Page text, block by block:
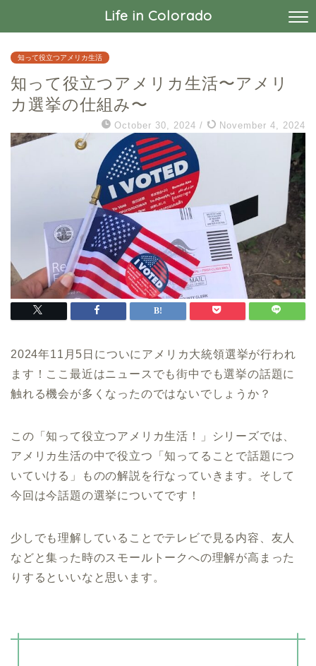
Life in Colorado
知って役立つアメリカ生活
知って役立つアメリカ生活〜アメリ
カ選挙の仕組み〜
October 30, 2024 / November 4, 2024
2024年11月5日についにアメリカ大統領選挙が行われ
ます！ここ最近はニュースでも街中でも選挙の話題に
触れる機会が多くなったのではないでしょうか？
この「知って役立つアメリカ生活！」シリーズでは、
アメリカ生活の中で役立つ「知ってることで話題につ
いていける」ものの解説を行なっていきます。そして
今回は今話題の選挙についてです！
少しでも理解していることでテレビで見る内容、友人
などと集った時のスモールトークへの理解が高まった
りするといいなと思います。